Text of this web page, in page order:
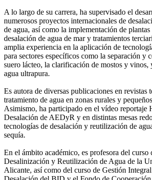
A lo largo de su carrera, ha supervisado el
numerosos proyectos internacionales de
de agua, así como la implementación de plantas
desalación de agua de mar y tratamientos
amplia experiencia en la aplicación de
para sectores específicos como la separación y
suero lácteo, la clarificación de mostos y vinos,
agua ultrapura.
Es autora de diversas publicaciones en revistas
tratamiento de agua en zonas rurales y
Asimismo, ha participado en el vídeo reportaje
Desalación de AEDyR y en distintas mesas
tecnologías de desalación y reutilización de
sequía.
En el ámbito académico, es profesora del curso
Desalinización y Reutilización de Agua de la
Alicante, así como del curso de Gestión